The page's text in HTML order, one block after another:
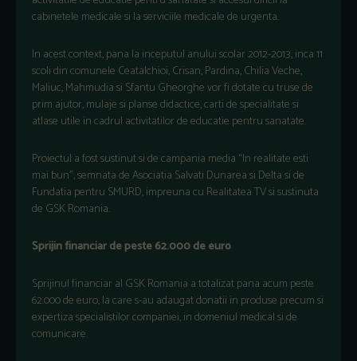
cabinetele medicale si la serviciile medicale de urgenta.
In acest context, pana la inceputul anului scolar 2012-2013, inca 11
scoli din comunele Ceatalchioi, Crisan, Pardina, Chilia Veche,
Maliuc, Mahmudia si Sfantu Gheorghe vor fi dotate cu truse de
prim ajutor, mulaje si planse didactice, carti de specialitate si
atlase utile in cadrul activitatilor de educatie pentru sanatate.
Proiectul a fost sustinut si de campania media “In realitate esti
mai bun”, semnata de Asociatia Salvati Dunarea si Delta si de
Fundatia pentru SMURD, impreuna cu Realitatea TV si sustinuta
de GSK Romania.
Sprijin financiar de peste 62.000 de euro
Sprijinul financiar al GSK Romania a totalizat pana acum peste
62.000 de euro, la care s-au adaugat donatii in produse precum si
expertiza specialistilor companiei, in domeniul medical si de
comunicare.